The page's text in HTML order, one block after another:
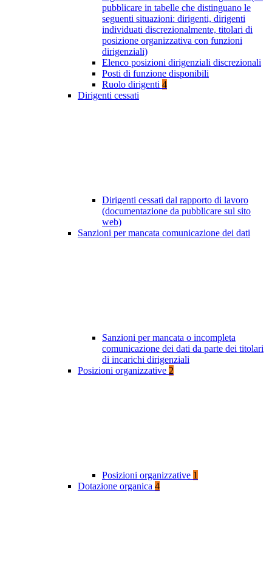
pubblicare in tabelle che distinguano le
seguenti situazioni: dirigenti, dirigenti
individuati discrezionalmente, titolari di
posizione organizzativa con funzioni
dirigenziali)
Elenco posizioni dirigenziali discrezionali
Posti di funzione disponibili
Ruolo dirigenti 4
Dirigenti cessati
Dirigenti cessati dal rapporto di lavoro
(documentazione da pubblicare sul sito
web)
Sanzioni per mancata comunicazione dei dati
Sanzioni per mancata o incompleta
comunicazione dei dati da parte dei titolari
di incarichi dirigenziali
Posizioni organizzative 2
Posizioni organizzative 1
Dotazione organica 4